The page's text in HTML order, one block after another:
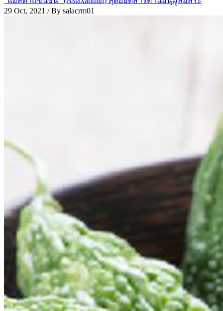
29 Oct, 2021 / By salacrm01